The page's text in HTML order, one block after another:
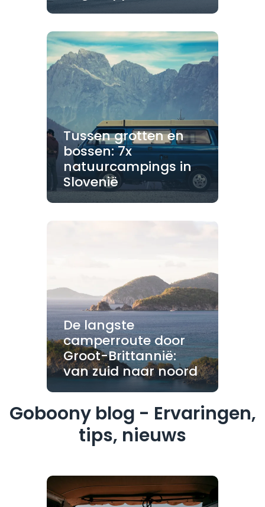
Tussen grotten en
bossen: 7x
natuurcampings in
Slovenië
De langste
camperroute door
Groot-Brittannië:
van zuid naar noord
Goboony blog - Ervaringen,
tips, nieuws